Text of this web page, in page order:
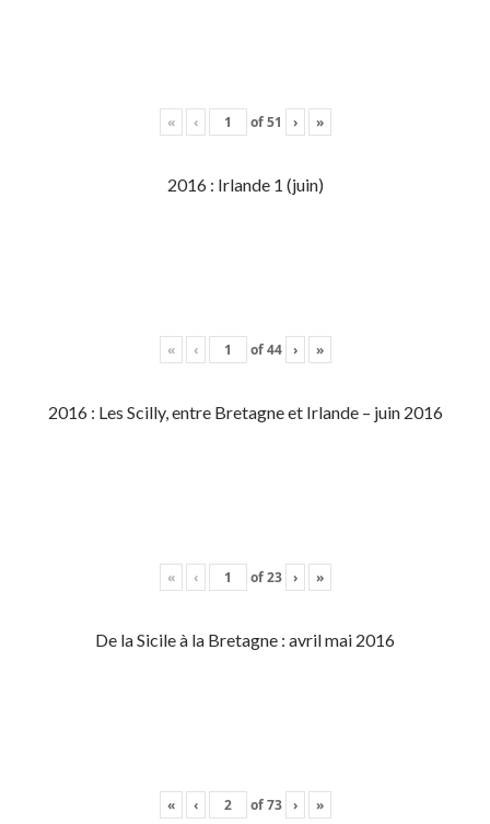
« ‹ of51 › »
2016 : Irlande 1 (juin)
« ‹ of44 › »
2016 : Les Scilly, entre Bretagne et Irlande – juin 2016
« ‹ of23 › »
De la Sicile à la Bretagne : avril mai 2016
« ‹ of73 › »